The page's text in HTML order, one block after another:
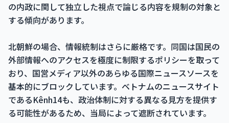
の内政に関して独立した視点で論じる内容を規制の対象と
する傾向があります。
北朝鮮の場合、情報統制はさらに厳格です。同国は国民の
外部情報へのアクセスを極度に制限するポリシーを取って
おり、国営メディア以外のあらゆる国際ニュースソースを
基本的にブロックしています。ベトナムのニュースサイト
であるKênh14も、政治体制に対する異なる見方を提供す
る可能性があるため、当局によって遮断されています。